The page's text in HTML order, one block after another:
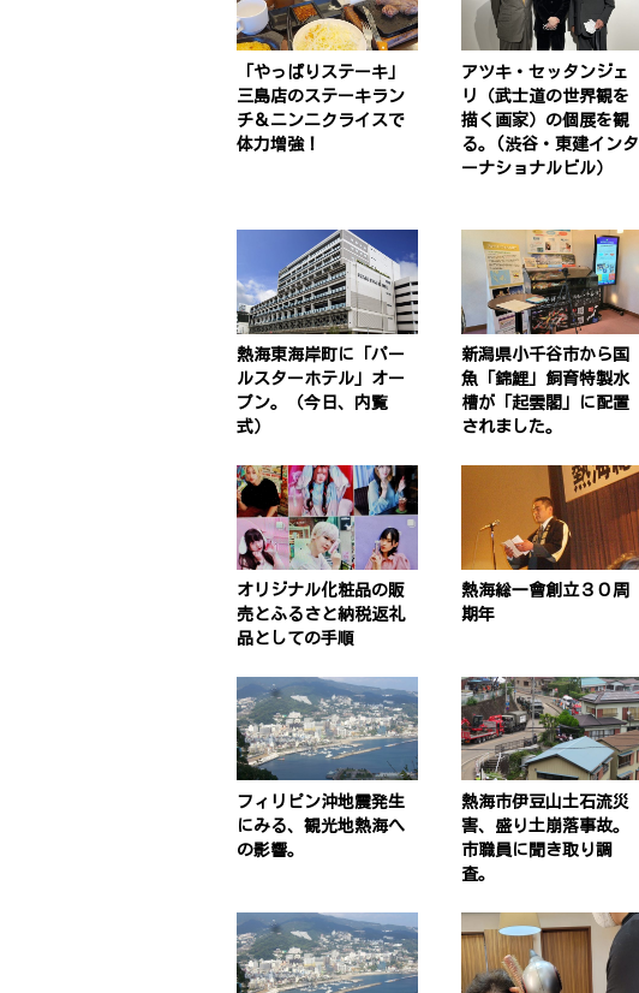
「やっぱりステーキ」
三島店のステーキラン
チ＆ニンニクライスで
体力増強！
アツキ・セッタンジェ
リ（武士道の世界観を
描く画家）の個展を観
る。(渋谷・東建インタ
ーナショナルビル）
熱海東海岸町に「パー
ルスターホテル」オー
プン。（今日、内覧
式）
新潟県小千谷市から国
魚「錦鯉」飼育特製水
槽が「起雲閣」に配置
されました。
オリジナル化粧品の販
売とふるさと納税返礼
品としての手順
熱海総一會創立３０周
期年
フィリピン沖地震発生
にみる、観光地熱海へ
の影響。
熱海市伊豆山土石流災
害、盛り土崩落事故。
市職員に聞き取り調
査。